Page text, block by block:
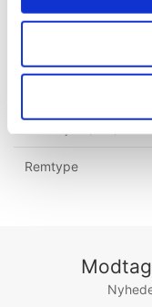
Udvendig længde
Remlængde NORM
Remtype